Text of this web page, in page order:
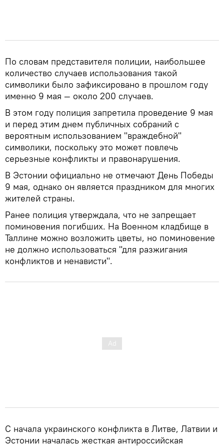
По словам представителя полиции, наибольшее
количество случаев использования такой
символики было зафиксировано в прошлом году
именно 9 мая — около 200 случаев.
В этом году полиция запретила проведение 9 мая
и перед этим днем публичных собраний с
вероятным использованием "враждебной"
символики, поскольку это может повлечь
серьезные конфликты и правонарушения.
В Эстонии официально не отмечают День Победы
9 мая, однако он является праздником для многих
жителей страны.
Ранее полиция утверждала, что не запрещает
поминовения погибших. На Военном кладбище в
Таллине можно возложить цветы, но поминовение
не должно использоваться "для разжигания
конфликтов и ненависти".
С начала украинского конфликта в Литве, Латвии и
Эстонии началась жесткая антироссийская